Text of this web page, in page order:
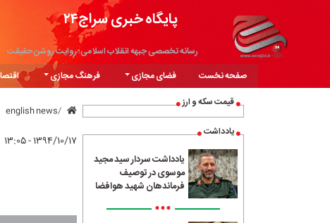
پایگاه خبری سراج۲۴
رسانه تخصصی جبهه انقلاب اسلامی؛ روایت روشن حقیقت
صفحه نخست فضای مجازی فرهنگ مجازی
قیمت سکه و ارز
یادداشت
یادداشت سردار سید مجید
موسوی در توصیف
فرماندهان شهید هوافضا
•••
english news
۱۳۹۴/۱۰/۱۷ - ۱۳:۰۵